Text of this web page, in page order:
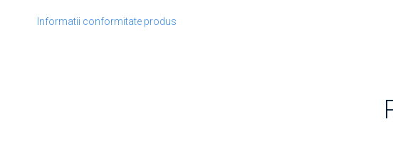
Informatii conformitate produs